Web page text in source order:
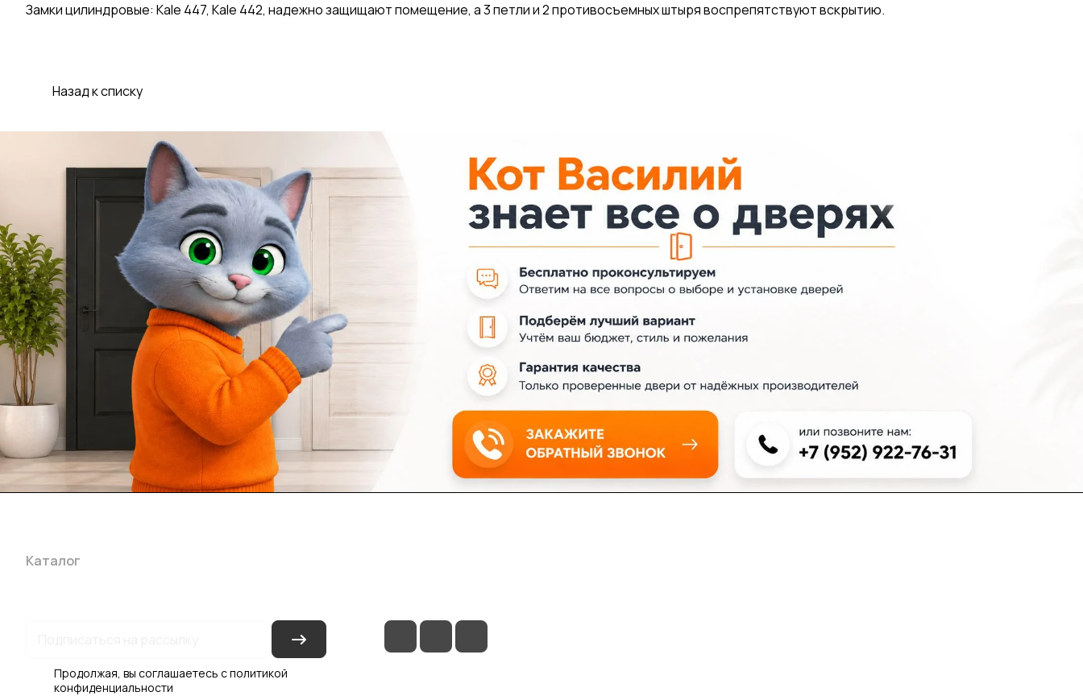
Замки цилиндровые: Kale 447, Kale 442, надежно защищают помещение, а 3 петли и 2 противосъемных штыря воспрепятствуют вскрытию.
Назад к списку
Каталог
Продолжая, вы соглашаетесь сполитикой
конфиденциальности